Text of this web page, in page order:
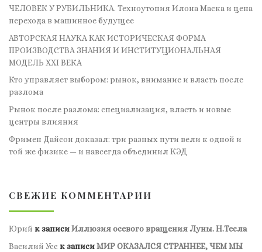
ЧЕЛОВЕК У РУБИЛЬНИКА. Техноутопия Илона Маска и цена
перехода в машинное будущее
АВТОРСКАЯ НАУКА КАК ИСТОРИЧЕСКАЯ ФОРМА
ПРОИЗВОДСТВА ЗНАНИЯ И ИНСТИТУЦИОНАЛЬНАЯ
МОДЕЛЬ XXI ВЕКА
Кто управляет выбором: рынок, внимание и власть после
разлома
Рынок после разлома: специализация, власть и новые
центры влияния
Фримен Дайсон доказал: три разных пути вели к одной и
той же физике — и навсегда объединил КЭД
СВЕЖИЕ КОММЕНТАРИИ
Юрий к записиИллюзия осевого вращения Луны. Н.Тесла
Василий Усс к записиМИР ОКАЗАЛСЯ СТРАННЕЕ, ЧЕМ МЫ